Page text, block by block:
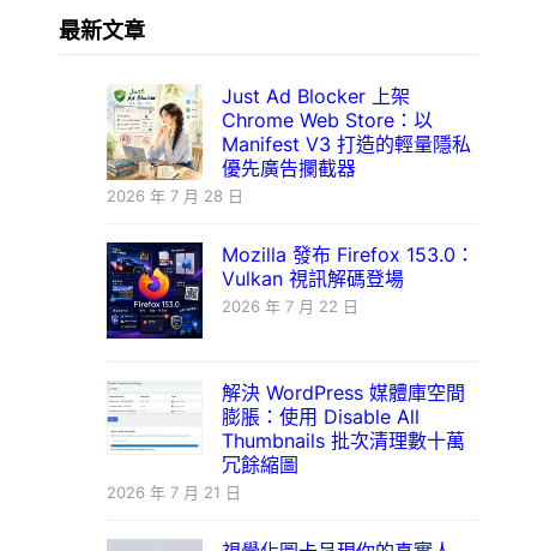
最新文章
Just Ad Blocker 上架
Chrome Web Store：以
Manifest V3 打造的輕量隱私
優先廣告攔截器
2026 年 7 月 28 日
Mozilla 發布 Firefox 153.0：
Vulkan 視訊解碼登場
2026 年 7 月 22 日
解決 WordPress 媒體庫空間
膨脹：使用 Disable All
Thumbnails 批次清理數十萬
冗餘縮圖
2026 年 7 月 21 日